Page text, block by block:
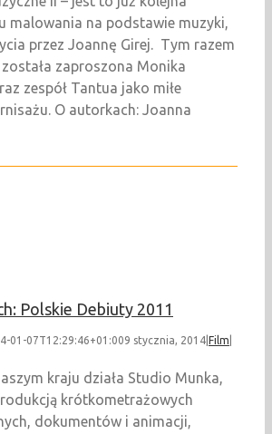
malowania na podstawie muzyki,
przez Joannę Girej. Tym razem
zaproszona Monika
zespół Tantua jako miłe
O autorkach: Joanna
Polskie Debiuty 2011
01-07T12:29:46+01:009 stycznia, 2014 Film
kraju działa Studio Munka,
krótkometrażowych
dokumentów i animacji,